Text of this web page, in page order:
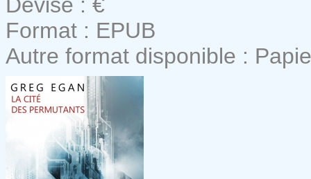
Format : EPUB
Autre format disponible :